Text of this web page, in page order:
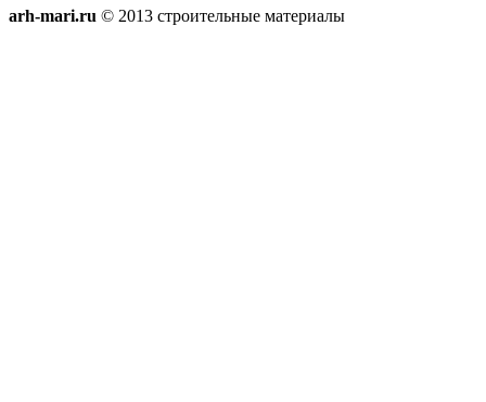
arh-mari.ru © 2013 строительные материалы